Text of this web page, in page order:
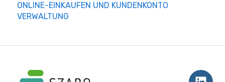
ONLINE-EINKAUFEN UND KUNDENKONTO
VERWALTUNG